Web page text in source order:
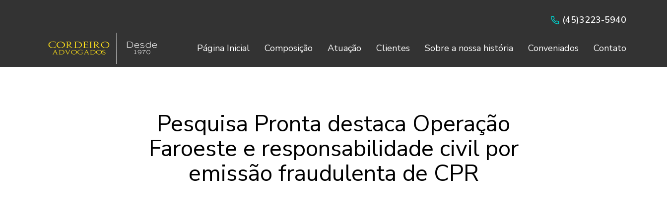
(45)3223-5940
Página Inicial Composição Atuação Clientes Sobre a nossa história Conveniados Contato
Pesquisa Pronta destaca Operação
Faroeste e responsabilidade civil por
emissão fraudulenta de CPR